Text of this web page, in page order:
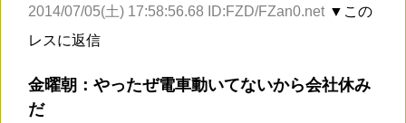
2014/07/05(土) 17:58:56.68 ID:FZD/FZan0.net ▼この
レスに返信
金曜朝：やったぜ電車動いてないから会社休み
だ